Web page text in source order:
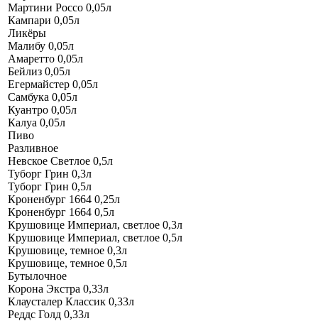
Мартини Россо 0,05л
Кампари 0,05л
Ликёры
Малибу 0,05л
Амаретто 0,05л
Бейлиз 0,05л
Егермайстер 0,05л
Самбука 0,05л
Куантро 0,05л
Калуа 0,05л
Пиво
Разливное
Невское Cветлое 0,5л
Туборг Грин 0,3л
Туборг Грин 0,5л
Кроненбург 1664 0,25л
Кроненбург 1664 0,5л
Крушовице Империал, светлое 0,3л
Крушовице Империал, светлое 0,5л
Крушовице, темное 0,3л
Крушовице, темное 0,5л
Бутылочное
Корона Экстра 0,33л
Клаусталер Классик 0,33л
Реддс Голд 0,33л